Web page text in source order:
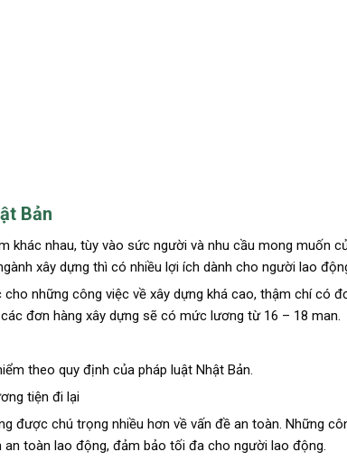
Bản
khác nhau, tùy vào sức người và nhu cầu mong muốn
xây dựng thì có nhiều lợi ích dành cho người lao
những công việc về xây dựng khá cao, thậm chí có
đơn hàng xây dựng sẽ có mức lương từ 16 – 18 man.
theo quy định của pháp luật Nhật Bản.
tiện đi lại
được chú trọng nhiều hơn về vấn đề an toàn. Những
toàn lao động, đảm bảo tối đa cho người lao động.